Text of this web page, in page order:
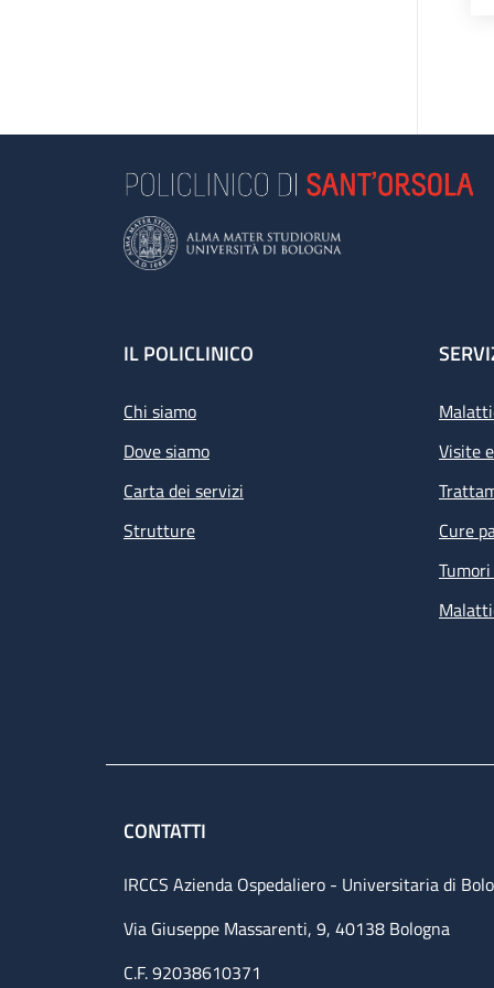
Footer
IL POLICLINICO
Chi siamo
Dove siamo
Carta dei servizi
Strutture
Visite
Cure
CONTATTI
IRCCS Azienda Ospedaliero - Universitaria di
Via Giuseppe Massarenti, 9, 40138 Bologna
C.F. 92038610371